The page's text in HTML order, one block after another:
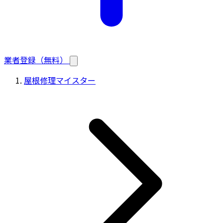
業者登録（無料）
屋根修理マイスター